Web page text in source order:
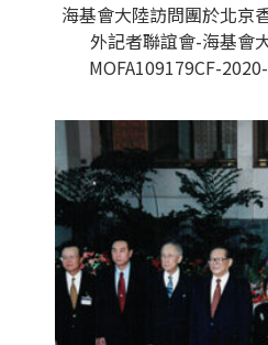
海基會大陸訪問團於北京
外記者聯誼會-海基會
MOFA109179CF-